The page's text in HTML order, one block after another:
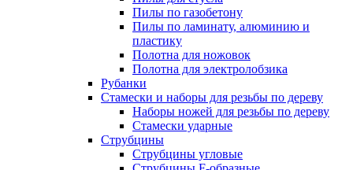
Пилы по газобетону
Пилы по ламинату, алюминию и
пластику
Полотна для ножовок
Полотна для электролобзика
Рубанки
Стамески и наборы для резьбы по дереву
Наборы ножей для резьбы по дереву
Стамески ударные
Струбцины
Струбцины угловые